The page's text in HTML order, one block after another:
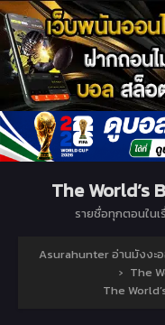
The World’s
รายชื่อทุกตอนในเ
Asurahunter อ่านมังงะ
› The
The